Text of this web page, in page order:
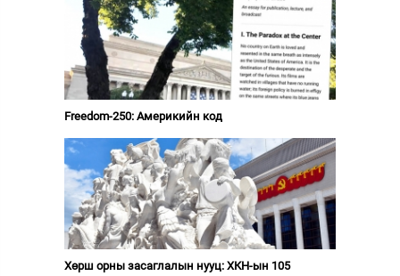
Freedom-250: Америкийн код
Хөрш орны засаглалын нууц: ХКН-ын 105